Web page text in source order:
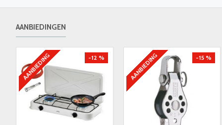
AANBIEDINGEN
AANBIEDING -11 % AANBIEDING -6 %